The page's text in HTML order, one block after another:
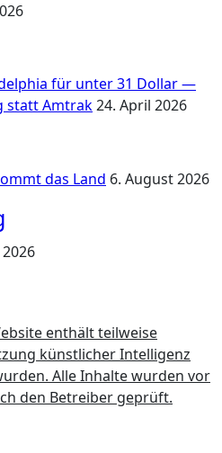
für unter 31 Dollar —
statt Amtrak24. April 2026
das Land 6. August 2026
enthält teilweise
künstlicher Intelligenz
Alle Inhalte wurden vor
den Betreiber geprüft.